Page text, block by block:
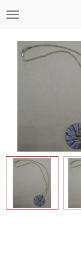
Vai
contenuto
principale